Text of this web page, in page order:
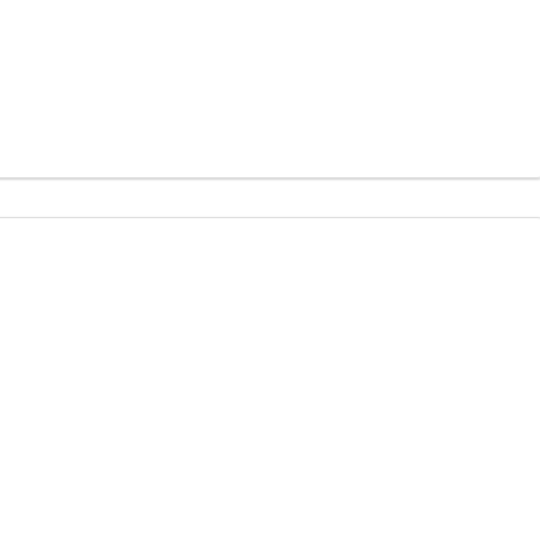
d’environ 120 m², édifiée sur une parcelle arborée,
cheminée, idéal pour vos moments en famille. La cuisine,
double vitrage intégral, climatisation réversible, climatisation